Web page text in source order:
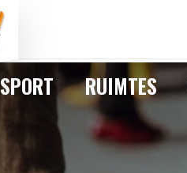
SPORT RUIMTES